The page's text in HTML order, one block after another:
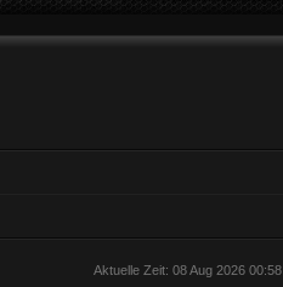
Aktuelle Zeit: 08 Aug 2026 00:58